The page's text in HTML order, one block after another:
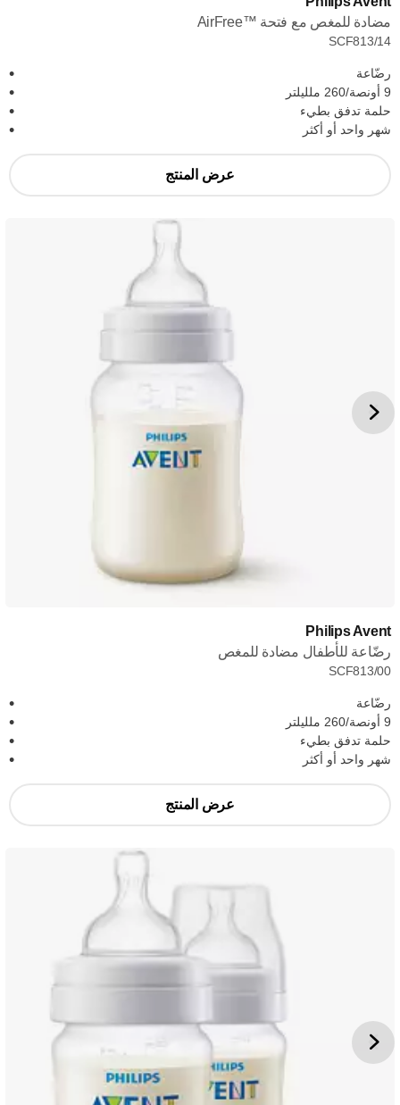
مضادة للمغص مع فتحة AirFree™‎
SCF813/14
رضّاعة
9 أونصة/260 ملليلتر
حلمة تدفق بطيء
شهر واحد أو أكثر
عرض المنتج
Philips Avent
رضّاعة للأطفال مضادة للمغص
SCF813/00
رضّاعة
9 أونصة/260 ملليلتر
حلمة تدفق بطيء
شهر واحد أو أكثر
عرض المنتج